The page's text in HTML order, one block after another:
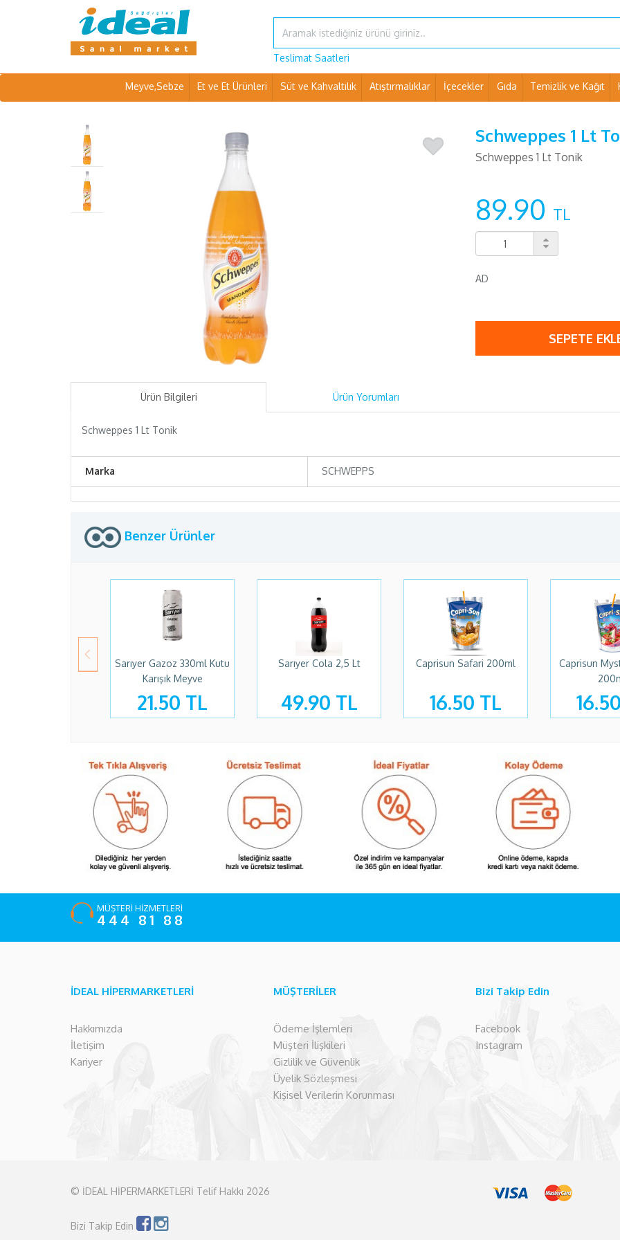
Teslimat Saatleri
Meyve,Sebze Et ve Et Ürünleri Süt ve Kahvaltılık Atıştırmalıklar İçecekler Gıda Temizlik ve Kağıt
Schweppes 1 Lt
Schweppes 1 Lt Tonik
89.90 TL
AD
SEPETE
Ürün Bilgileri Ürün Yorumları
Schweppes 1 Lt Tonik
Marka SCHWEPPS
Benzer Ürünler
Sarıyer Gazoz 330ml Kutu
Karışık Meyve
21.50 TL
Sarıyer Cola 2,5 Lt
49.90 TL
Caprisun Safari 200ml
16.50 TL
Caprisun
MÜŞTERİ HİZMETLERİ
444 81 88
İDEAL HİPERMARKETLERİ
Hakkımızda
İletişim
Kariyer
MÜŞTERİLER
Ödeme İşlemleri
Müşteri İlişkileri
Gizlilik ve Güvenlik
Üyelik Sözleşmesi
Kişisel Verilerin Korunması
Bizi Takip Edin
Facebook
Instagram
© İDEAL HİPERMARKETLERİ Telif Hakkı 2026
Bizi Takip Edin